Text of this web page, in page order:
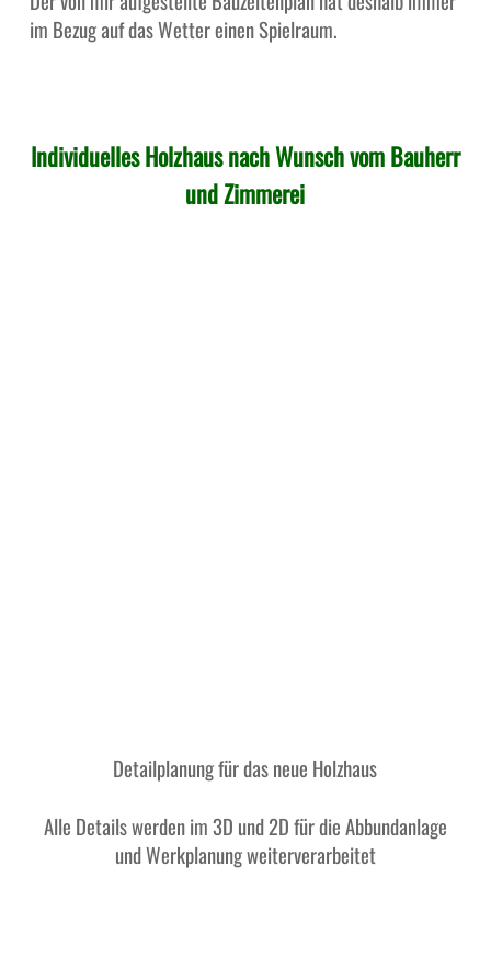
im Bezug auf das Wetter einen Spielraum.
Individuelles Holzhaus nach Wunsch vom Bauherr
und Zimmerei
Detailplanung für das neue Holzhaus
Alle Details werden im 3D und 2D für die Abbundanlage
und Werkplanung weiterverarbeitet